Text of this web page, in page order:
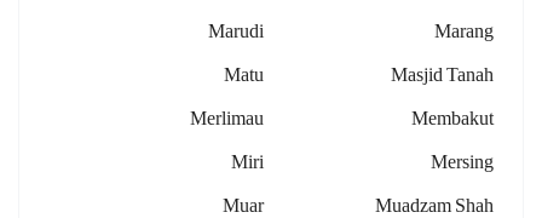
Marang
Marudi
Masjid Tanah
Matu
Membakut
Merlimau
Mersing
Miri
Muadzam Shah
Muar